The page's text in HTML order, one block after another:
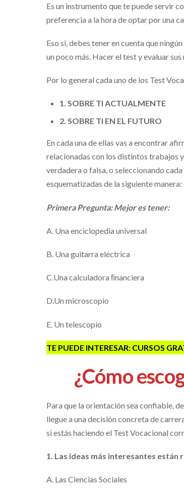
Es un instrumento que te puede servir
preferencia a la hora de optar por una
Eso si, debes tener en cuenta que
un poco más. Hacer el test y evaluar
Por lo general cada uno de los Test
1. SOBRE TI ACTUALMENTE
2. SOBRE TI EN EL FUTURO
En cada una de ellas vas a encontrar
relacionadas con los distintos trabajos
verdadera o falsa, o seleccionando
esquematizadas de la siguiente manera:
Primera Pregunta: Mejor es tener:
A. Una enciclopedia universal
B. Una guitarra eléctrica
C.Una calculadora ﬁnanciera
D.Un microscopio
E. Un telescopio
TE PUEDE INTERESAR: CURSOS
¿Cómo
Para que la orientación sea confiable,
llegue a una decisión concreta de
si estás haciendo el Test Vocacional
1. Las ideas más interesantes están
A. Las Ciencias Sociales